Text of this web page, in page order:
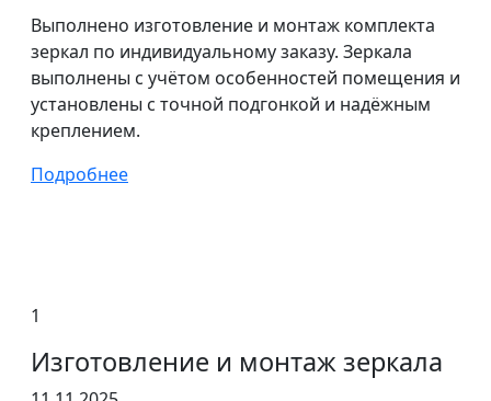
Выполнено изготовление и монтаж комплекта
зеркал по индивидуальному заказу. Зеркала
выполнены с учётом особенностей помещения и
установлены с точной подгонкой и надёжным
креплением.
Подробнее
1
Изготовление и монтаж зеркала